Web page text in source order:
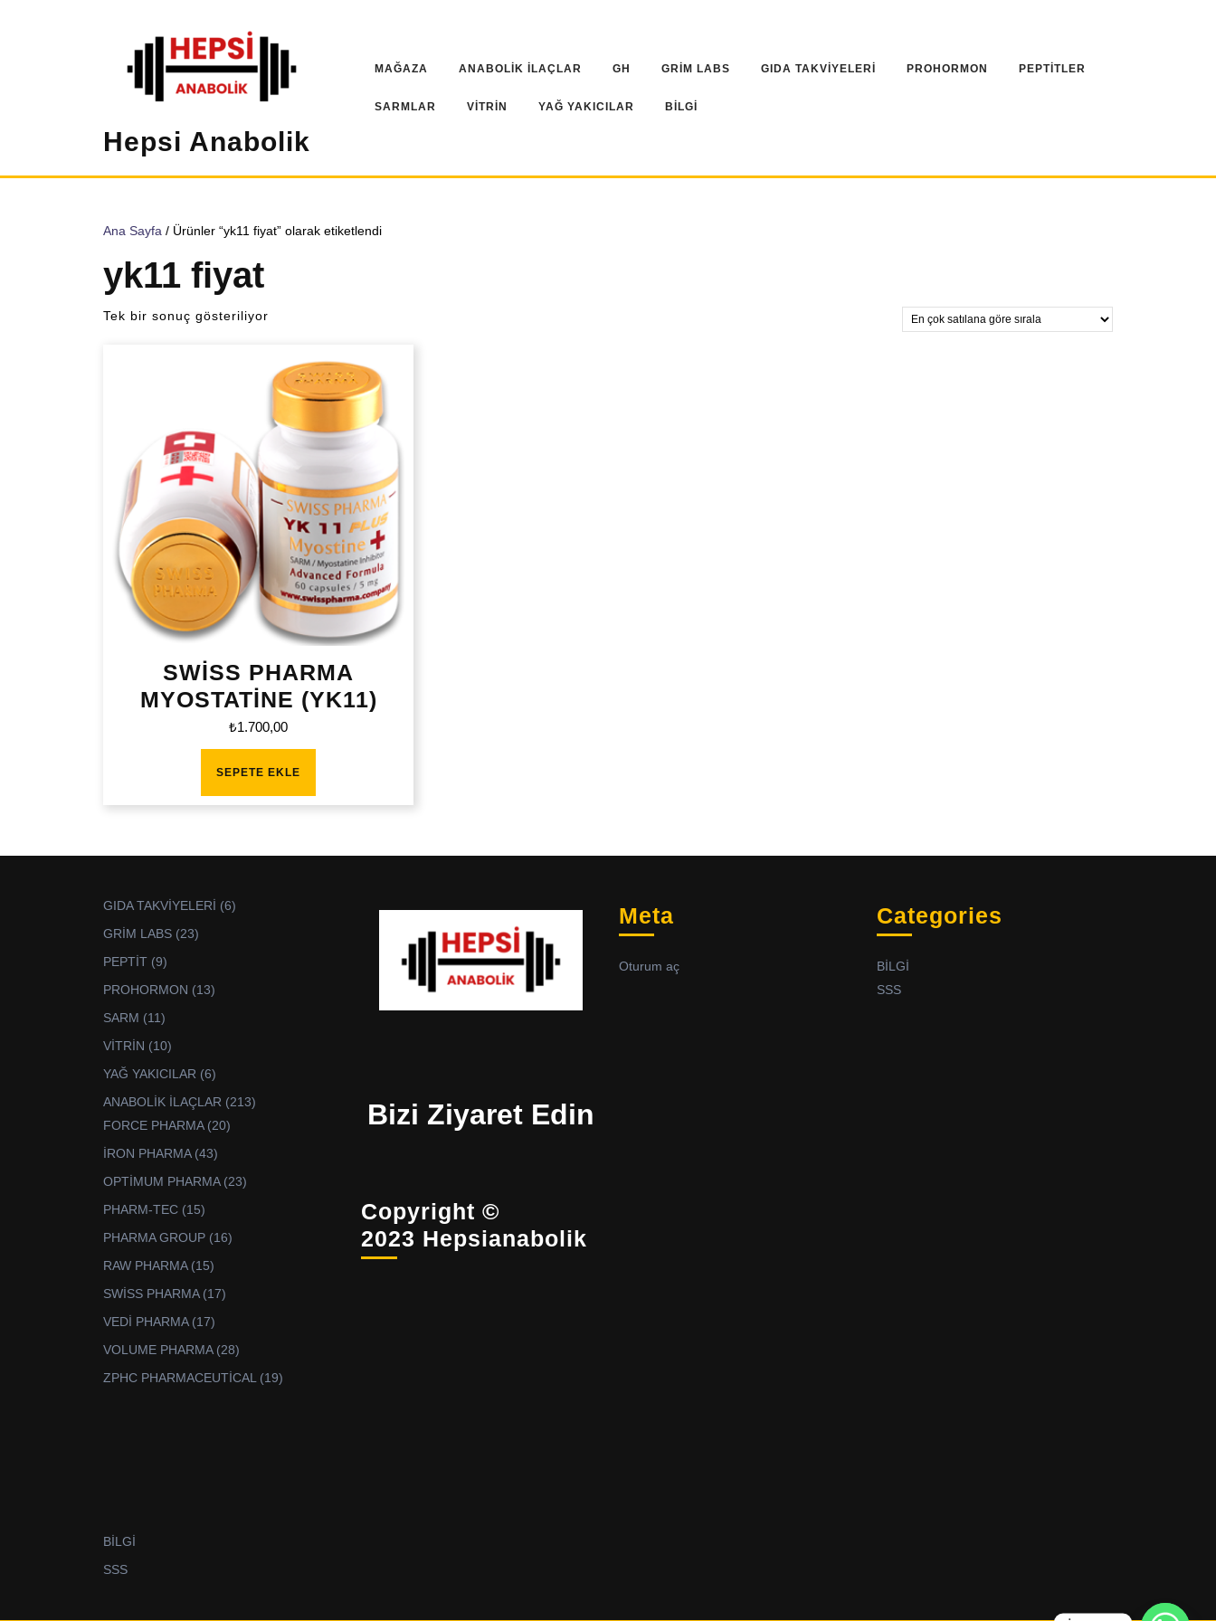
Hepsi Anabolik
MAĞAZA ANABOLİK İLAÇLAR GH GRİM LABS GIDA TAKVİYELERİ PROHORMON PEPTİTLER
SARMLAR VİTRİN YAĞ YAKICILAR BİLGİ
Ana Sayfa / Ürünler “yk11 fiyat” olarak etiketlendi
yk11 fiyat
Tek bir sonuç gösteriliyor
SWİSS PHARMA
MYOSTATİNE (YK11)
₺1.700,00
SEPETE EKLE
GIDA TAKVİYELERİ 66
GRİM LABS 2323
PEPTİT 99
PROHORMON 1313
SARM 1111
VİTRİN 1010
YAĞ YAKICILAR 66
ANABOLİK İLAÇLAR 213213
FORCE PHARMA 2020
İRON PHARMA 4343
OPTİMUM PHARMA 2323
PHARM-TEC 1515
PHARMA GROUP 1616
RAW PHARMA 1515
SWİSS PHARMA 1717
VEDİ PHARMA 1717
VOLUME PHARMA 2828
ZPHC PHARMACEUTİCAL 1919
BİLGİ
SSS
Bizi Ziyaret Edin
Copyright ©
2023 Hepsianabolik
Meta
Oturum aç
Categories
BİLGİ
SSS